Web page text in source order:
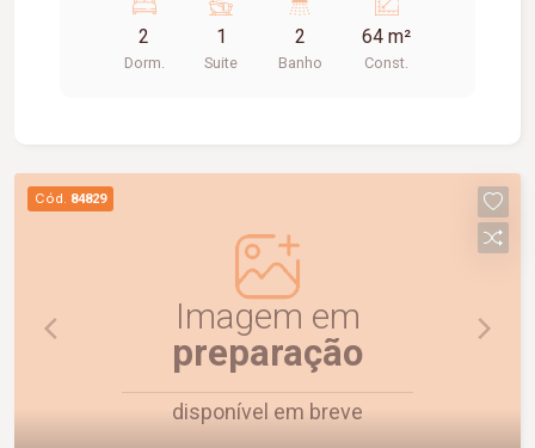
bem iluminada, sacada com churrasqueira,
cozinha com armários planejados e cooktop, área
de serviço com armário e 01 banheiro social com
capacidade para 02 carros. Um imóvel
confortável, funcional e pronto para morar.
Agende uma visita e conheça!
2
Dorm.
1
Suite
2
Banho
64 m²
Const.
Cód. 84829
Imagem em
preparação
disponível em breve